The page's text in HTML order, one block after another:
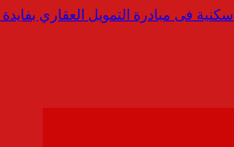
فى مبادرة التمويل العقاري بفايدة ٣٪